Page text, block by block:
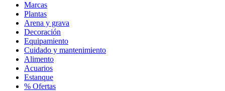
Marcas
Plantas
Arena y grava
Decoración
Equipamiento
Cuidado y mantenimiento
Alimento
Acuarios
Estanque
% Ofertas